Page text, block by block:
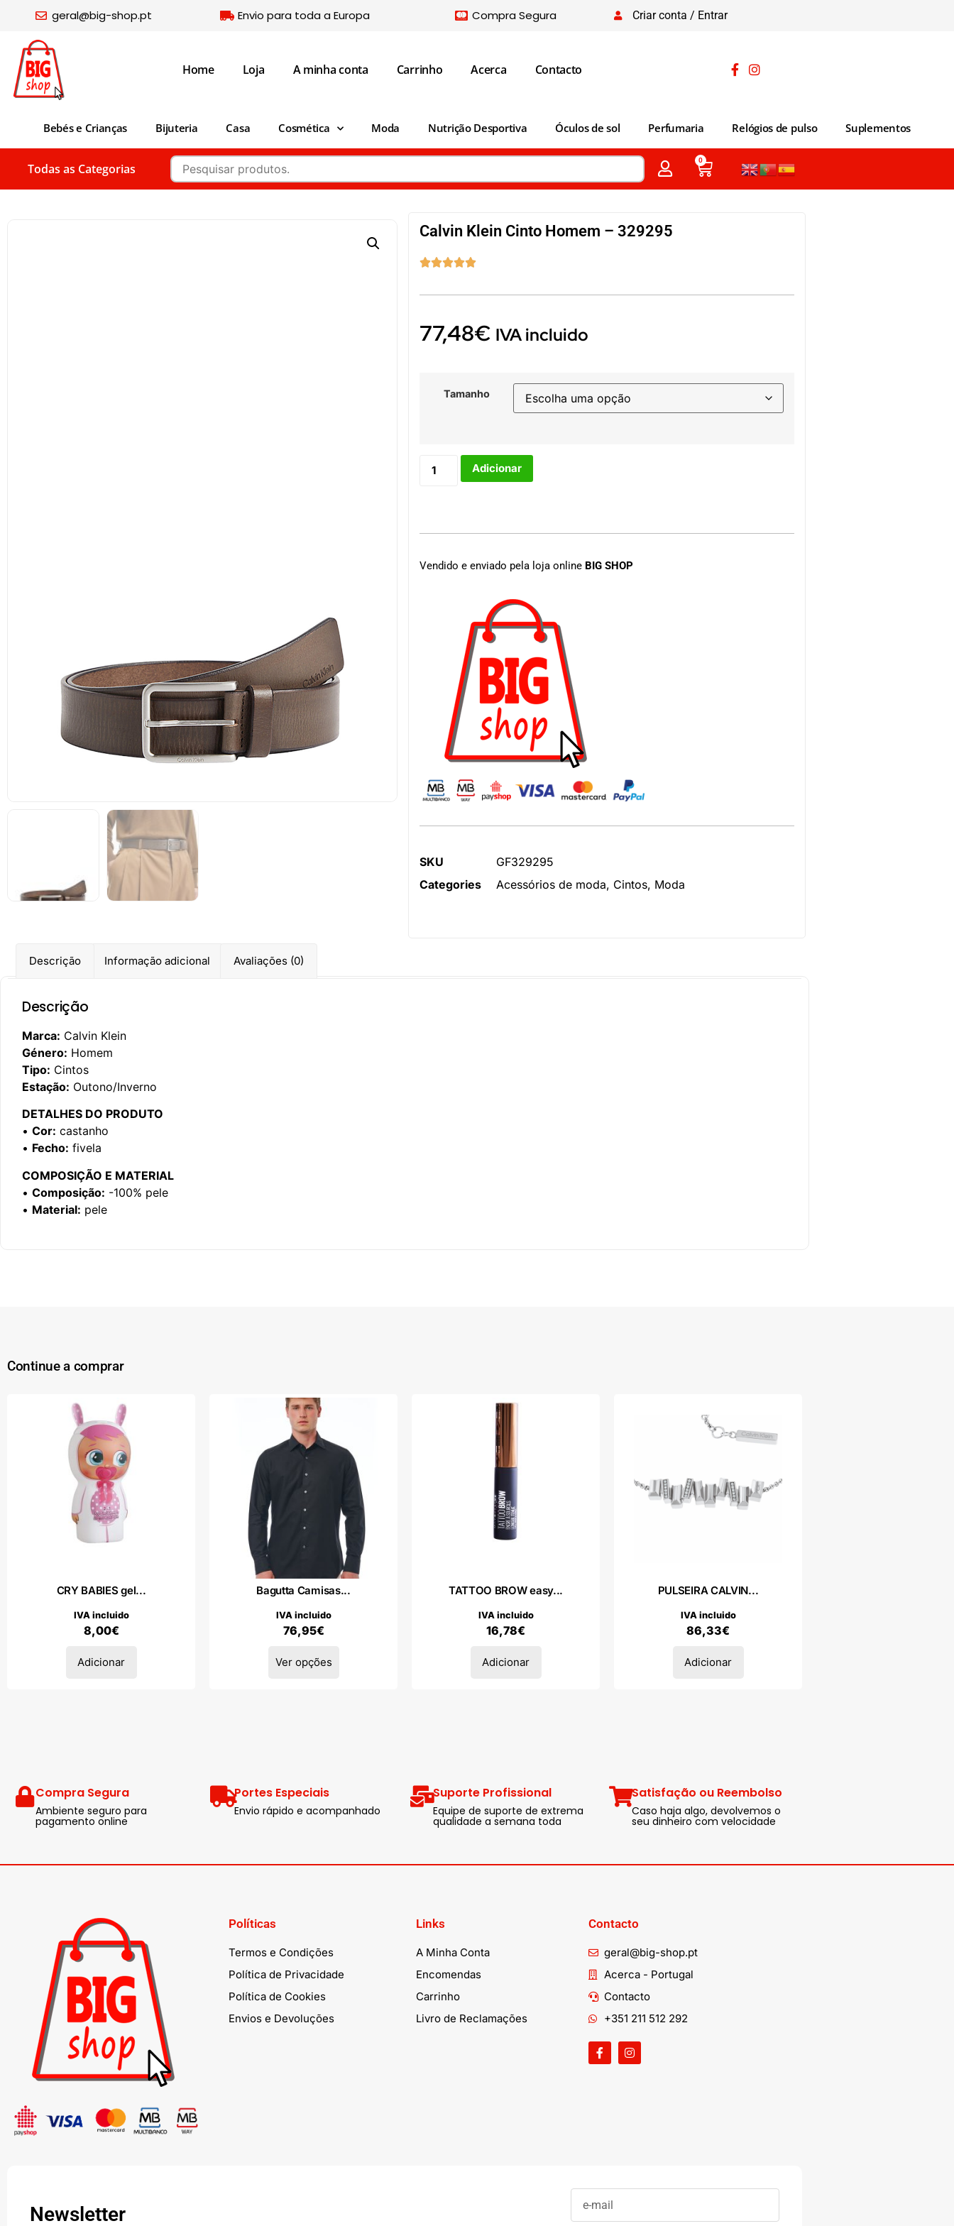
geral@big-shop.pt Envio para toda a Europa Compra Segura Criar conta / Entrar
Home Loja A minha conta Carrinho Acerca Contacto
Bebés e Crianças Bijuteria Casa Cosmética Moda Nutrição Desportiva Óculos de sol Perfumaria Relógios de pulso Suplementos
Todas as Categorias
0
Calvin Klein Cinto Homem – 329295

77,48€ IVA incluido
Tamanho
Adicionar
Vendido e enviado pela loja online BIG SHOP
SKU
GF329295
Categories
Acessórios de moda, Cintos, Moda
Descrição Informação adicional Avaliações (0)
Descrição
Marca: Calvin Klein
Género: Homem
Tipo: Cintos
Estação: Outono/Inverno
DETALHES DO PRODUTO
• Cor: castanho
• Fecho: fivela
COMPOSIÇÃO E MATERIAL
• Composição: -100% pele
• Material: pele
Continue a comprar
CRY BABIES gel...
8,00€
IVA incluido
Adicionar
Bagutta Camisas...
76,95€
IVA incluido
Ver opções
TATTOO BROW easy...
16,78€
IVA incluido
Adicionar
PULSEIRA CALVIN...
86,33€
IVA incluido
Adicionar
Compra Segura
Ambiente seguro para
pagamento online
Portes Especiais
Envio rápido e acompanhado
Suporte Profissional
Equipe de suporte de extrema
qualidade a semana toda
Satisfação ou Reembolso
Caso haja algo, devolvemos o
seu dinheiro com velocidade
Políticas
Termos e Condições
Política de Privacidade
Política de Cookies
Envios e Devoluções
Links
A Minha Conta
Encomendas
Carrinho
Livro de Reclamações
Contacto
geral@big-shop.pt
Acerca - Portugal
Contacto
+351 211 512 292
Newsletter